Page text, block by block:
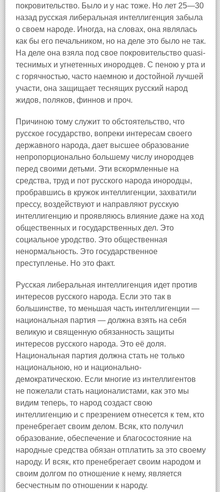
покровительство. Было и у нас тоже. Но лет 25—30
назад русская либеральная интеллигенция забыла
о своем народе. Иногда, на словах, она являлась
как бы его печальником, но на деле это было не так.
На деле она взяла под свое покровительство quasi-
теснимых и угнетенных инородцев. С пеною у рта и
с горячностью, часто наемною и достойной лучшей
участи, она защищает теснящих русский народ
жидов, поляков, финнов и проч.
Причиною тому служит то обстоятельство, что
русское государство, вопреки интересам своего
державного народа, дает высшее образование
непропорционально большему числу инородцев
перед своими детьми. Эти вскормленные на
средства, труд и пот русского народа инородцы,
пробравшись в кружок интеллигенции, захватили
прессу, воздействуют и направляют русскую
интеллигенцию и проявляюсь влияние даже на ход
общественных и государственных дел. Это
социальное уродство. Это общественная
ненормальность. Это государственное
преступленье. Но это факт.
Русская либеральная интеллигенция идет против
интересов русского народа. Если это так в
большинстве, то меньшая часть интеллигенции —
национальная партия — должна взять на себя
великую и священную обязанность защиты
интересов русского народа. Это её доля.
Национальная партия должна стать не только
национальною, но и национально-
демократическою. Если многие из интеллигентов
не пожелали стать националистами, как это мы
видим теперь, то народ создаст свою
интеллигенцию и с презрением отнесется к тем, кто
пренебрегает своим делом. Всяк, кто получил
образование, обеспечение и благосостояние на
народные средства обязан отплатить за это своему
народу. И всяк, кто пренебрегает своим народом и
своим долгом по отношение к нему, является
бесчестным по отношении к народу.